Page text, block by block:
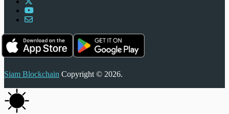
Siam Blockchain Copyright © 2026.